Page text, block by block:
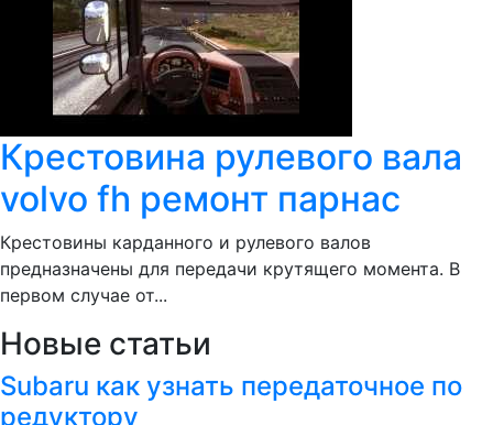
Крестовина рулевого вала
volvo fh ремонт парнас
Крестовины карданного и рулевого валов
предназначены для передачи крутящего момента. В
первом случае от...
Новые статьи
Subaru как узнать передаточное по
редуктору